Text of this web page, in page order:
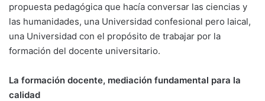
propuesta pedagógica que hacía conversar las ciencias y
las humanidades, una Universidad confesional pero laical,
una Universidad con el propósito de trabajar por la
formación del docente universitario.
La formación docente, mediación fundamental para la
calidad